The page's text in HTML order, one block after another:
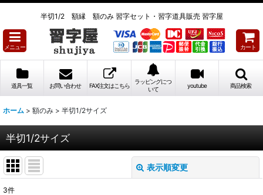
半切1/2 額縁 額のみ 習字セット・習字道具販売 習字屋
メニュー カート
道具一覧 お問い合わせ FAX注文はこちら
ラッピングにつ
いて
youtube 商品検索
ホーム > 額のみ > 半切1/2サイズ
半切1/2サイズ
表示順変更
3件